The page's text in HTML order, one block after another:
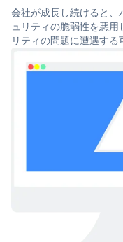
会社が成長し続けると
ュリティの脆弱性を悪
リティの問題に遭遇する